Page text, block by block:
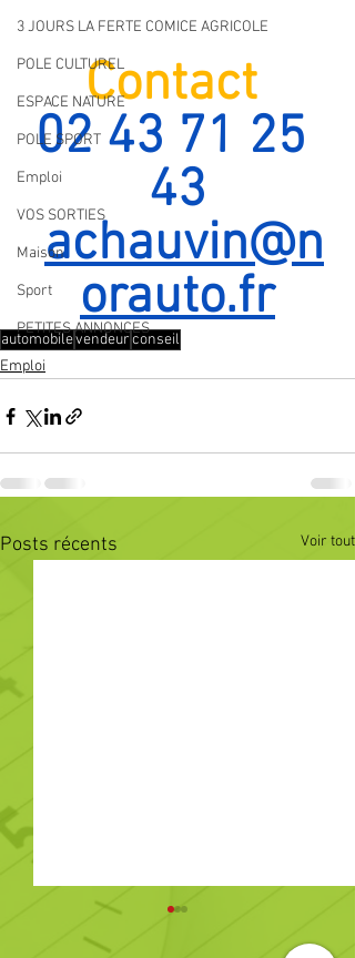
3 JOURS LA FERTE COMICE AGRICOLE
POLE CULTUREL
ESPACE NATURE
POLE SPORT
Emploi
VOS SORTIES
Maison
Sport
PETITES ANNONCES
Contact
02 43 71 25
43
achauvin@n
orauto.fr
automobilevendeurconseil
Emploi
Posts récents Voir tout